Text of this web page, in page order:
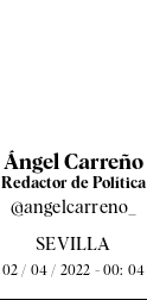
Ángel Carreño
Redactor de Política
@angelcarreno_
SEVILLA
02 / 04 / 2022 - 00: 04